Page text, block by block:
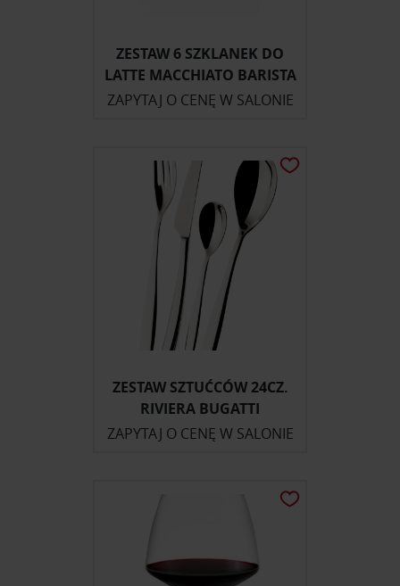
ZESTAW 6 SZKLANEK DO
LATTE MACCHIATO BARISTA
ZAPYTAJ O CENĘ W SALONIE
ZESTAW SZTUĆCÓW 24CZ.
RIVIERA BUGATTI
ZAPYTAJ O CENĘ W SALONIE